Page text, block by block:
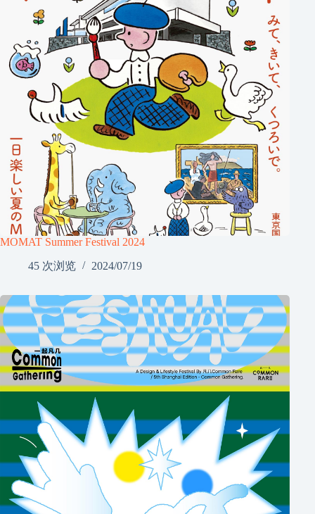
MOMAT Summer Festival 2024
45 次浏览
2024/07/19